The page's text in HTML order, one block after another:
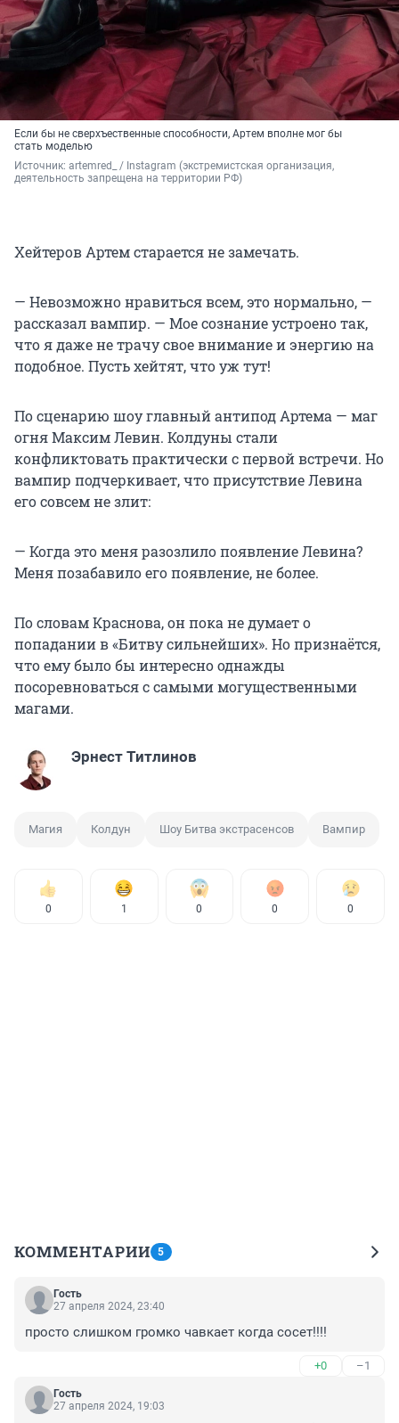
Если бы не сверхъественные способности, Артем вполне мог бы
стать моделью
Источник: artemred_ / Instagram (экстремистская организация,
деятельность запрещена на территории РФ)
Хейтеров Артем старается не замечать.
— Невозможно нравиться всем, это нормально, —
рассказал вампир. — Мое сознание устроено так,
что я даже не трачу свое внимание и энергию на
подобное. Пусть хейтят, что уж тут!
По сценарию шоу главный антипод Артема — маг
огня Максим Левин. Колдуны стали
конфликтовать практически с первой встречи. Но
вампир подчеркивает, что присутствие Левина
его совсем не злит:
⁠— Когда это меня разозлило появление Левина?
Меня позабавило его появление, не более.
По словам Краснова, он пока не думает о
попадании в «Битву сильнейших». Но признаётся,
что ему было бы интересно однажды
посоревноваться с самыми могущественными
магами.
Эрнест Титлинов
Магия Колдун Шоу Битва экстрасенсов Вампир
0 1 0 0 0
КОММЕНТАРИИ 5
Гость
27 апреля 2024, 23:40
просто слишком громко чавкает когда сосет!!!!
+0 –1
Гость
27 апреля 2024, 19:03